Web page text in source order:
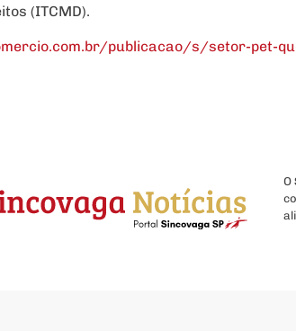
(ITCMD).
publicacao/s/setor-pet-
O